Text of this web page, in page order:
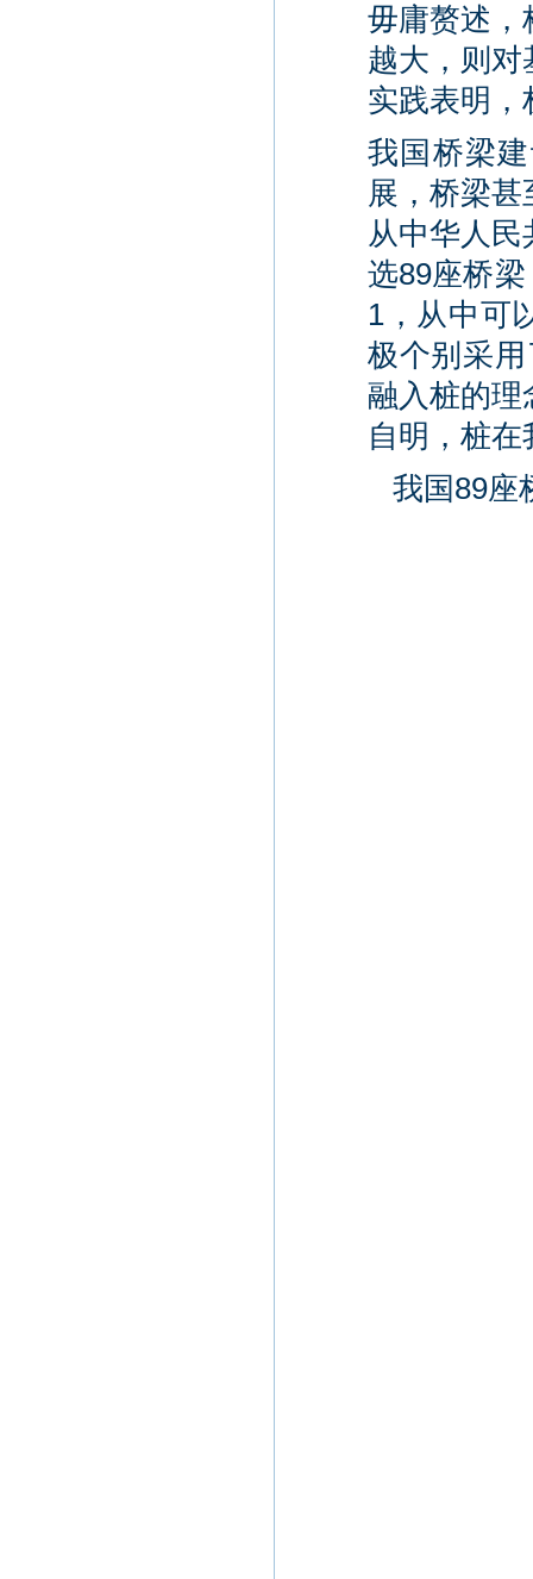
毋庸赘述，
越大，则
实践表明
我国桥梁
展，桥梁
从中华人
选89座桥
1，从中可
极个别采用
融入桩的理
自明，桩
我国89